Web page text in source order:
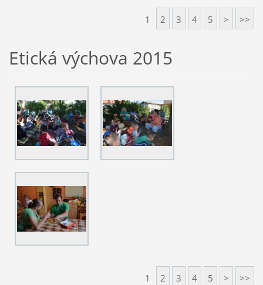
1 2 3 4 5 > >>
Etická výchova 2015
1 2 3 4 5 > >>